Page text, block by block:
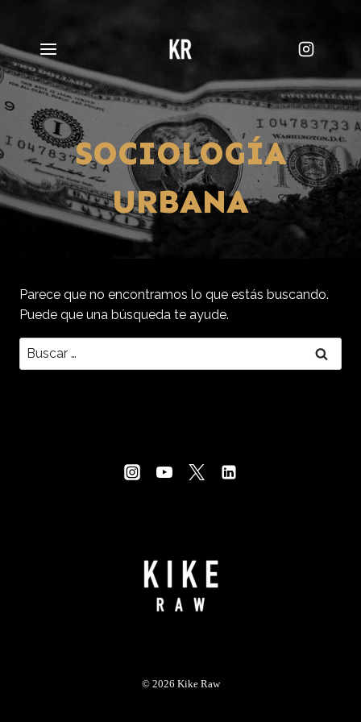
contenido
SOCIOLOGÍA
URBANA
Parece que no encontramos lo que estás buscando.
Puede que una búsqueda te ayude.
Buscar:
© 2026 Kike Raw